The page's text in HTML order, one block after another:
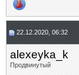
22.12.2020, 06:32
alexeyka_k
Продвинутый